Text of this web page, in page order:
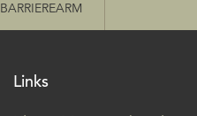
BARRIEREARM
Links